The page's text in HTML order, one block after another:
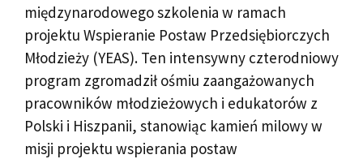
międzynarodowego szkolenia w ramach
projektu Wspieranie Postaw Przedsiębiorczych
Młodzieży (YEAS). Ten intensywny czterodniowy
program zgromadził ośmiu zaangażowanych
pracowników młodzieżowych i edukatorów z
Polski i Hiszpanii, stanowiąc kamień milowy w
misji projektu wspierania postaw